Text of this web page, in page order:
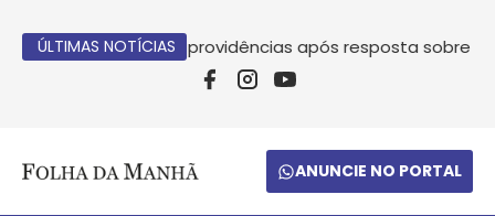
ÚLTIMAS NOTÍCIAS
Vastres cobra providências após resposta sobre filas
ANUNCIE NO PORTAL